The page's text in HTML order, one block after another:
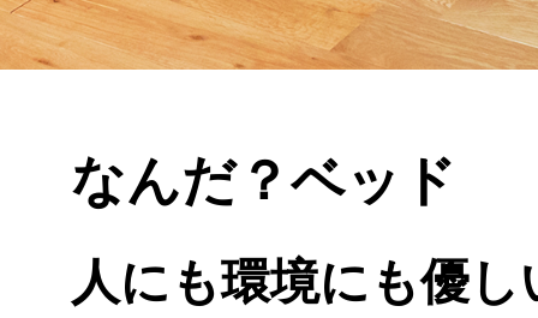
なんだ？ベッド
人にも環境にも優